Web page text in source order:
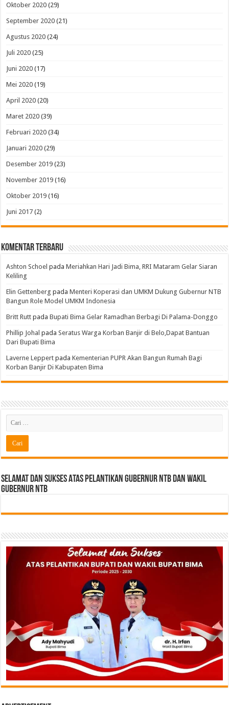
Oktober 2020 (29)
September 2020 (21)
Agustus 2020 (24)
Juli 2020 (25)
Juni 2020 (17)
Mei 2020 (19)
April 2020 (20)
Maret 2020 (39)
Februari 2020 (34)
Januari 2020 (29)
Desember 2019 (23)
November 2019 (16)
Oktober 2019 (16)
Juni 2017 (2)
Komentar Terbaru
Ashton Schoel padaMeriahkan Hari Jadi Bima, RRI Mataram Gelar Siaran
Keliling
Elin Gettenberg padaMenteri Koperasi dan UMKM Dukung Gubernur NTB
Bangun Role Model UMKM Indonesia
Britt Rutt padaBupati Bima Gelar Ramadhan Berbagi Di Palama-Donggo
Phillip Johal padaSeratus Warga Korban Banjir di Belo,Dapat Bantuan
Dari Bupati Bima
Laverne Leppert padaKementerian PUPR Akan Bangun Rumah Bagi
Korban Banjir Di Kabupaten Bima
Selamat dan sukses Atas pelantikan Gubernur NTB Dan Wakil
gubernur NTB